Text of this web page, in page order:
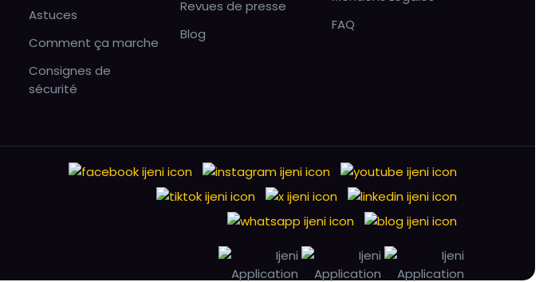
Astuces
Comment ça marche
Consignes de
sécurité
Revues de presse
Blog
FAQ